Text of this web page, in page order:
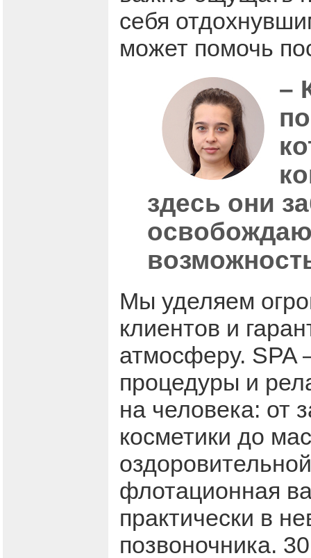
себя
может помочь
–
здесь они
Мы уделяем
клиентов и
атмосферу. SPA
процедуры и
на человека: от
косметики до
флотационная
практически в
позвоночника.